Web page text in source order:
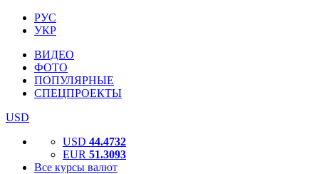
РУС
УКР
ВИДЕО
ФОТО
ПОПУЛЯРНЫЕ
СПЕЦПРОЕКТЫ
USD
USD 44.4732
EUR 51.3093
Все курсы валют